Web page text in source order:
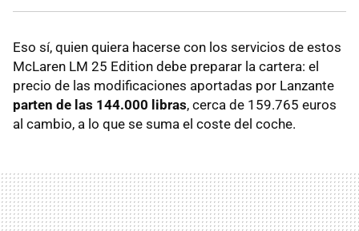
Eso sí, quien quiera hacerse con los servicios de estos
McLaren LM 25 Edition debe preparar la cartera: el
precio de las modificaciones aportadas por Lanzante
parten de las 144.000 libras, cerca de 159.765 euros
al cambio, a lo que se suma el coste del coche.